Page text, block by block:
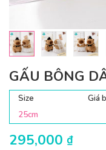
GẤU BÔNG
Size Giá
25cm
295,000 ₫